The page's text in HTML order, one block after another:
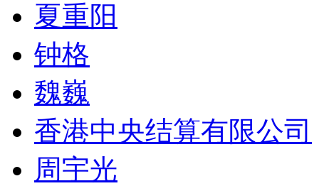
夏重阳
钟格
魏巍
香港中央结算有限公司
周宇光